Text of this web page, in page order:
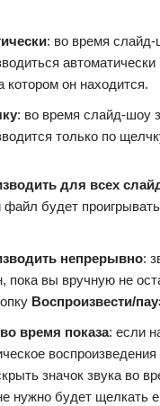
: во время
котором он находится.
: во время слайд-шоу
только по
для всех
файл будет
непрерывно:
пока вы вручную не
Воспроизвести/
время показа: если
значок звука во
нужно будет щелкать